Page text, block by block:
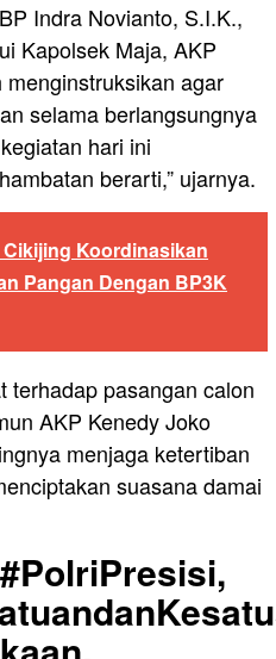
Indra Novianto, S.I.K.,
Kapolsek Maja, AKP
agar
selama berlangsungnya
hari ini
berarti,” ujarnya.
Koordinasikan
Pangan Dengan BP3K
terhadap pasangan calon
AKP Kenedy Joko
menjaga ketertiban
suasana damai